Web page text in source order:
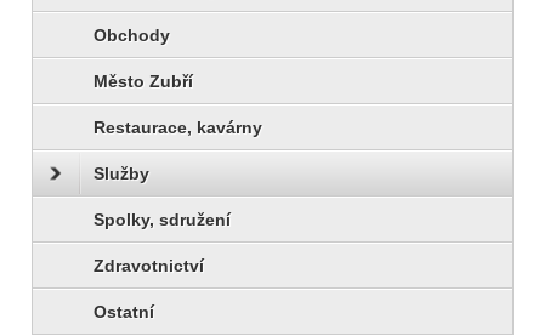
Obchody
Město Zubří
Restaurace, kavárny
Služby
Spolky, sdružení
Zdravotnictví
Ostatní